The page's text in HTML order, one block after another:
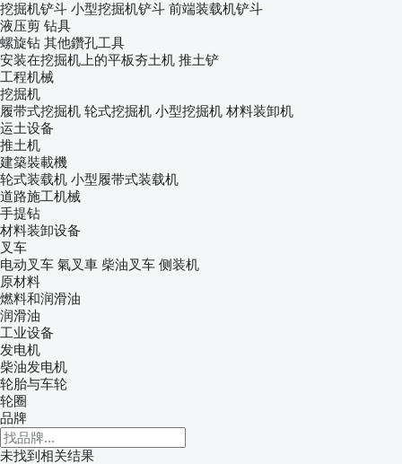
挖掘机铲斗 小型挖掘机铲斗 前端装载机铲斗
液压剪 钻具
螺旋钻 其他鑽孔工具
安装在挖掘机上的平板夯土机 推土铲
工程机械
挖掘机
履带式挖掘机 轮式挖掘机 小型挖掘机 材料装卸机
运土设备
推土机
建築裝載機
轮式装载机 小型履带式装载机
道路施工机械
手提钻
材料装卸设备
叉车
电动叉车 氣叉車 柴油叉车 侧装机
原材料
燃料和润滑油
润滑油
工业设备
发电机
柴油发电机
轮胎与车轮
轮圈
品牌
未找到相关结果